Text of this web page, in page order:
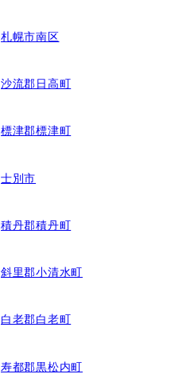
札幌市南区
沙流郡日高町
標津郡標津町
士別市
積丹郡積丹町
斜里郡小清水町
白老郡白老町
寿都郡黒松内町